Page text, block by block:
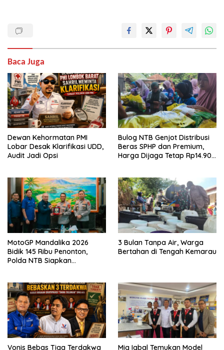
Baca Juga
Dewan Kehormatan PMI
Lobar Desak Klarifikasi UDD,
Audit Jadi Opsi
Bulog NTB Genjot Distribusi
Beras SPHP dan Premium,
Harga Dijaga Tetap Rp14.900
MotoGP Mandalika 2026
Bidik 145 Ribu Penonton,
Polda NTB Siapkan
3 Bulan Tanpa Air, Warga
Bertahan di Tengah Kemarau
Vonis Bebas Tiga Terdakwa
Miq Iqbal Temukan Model